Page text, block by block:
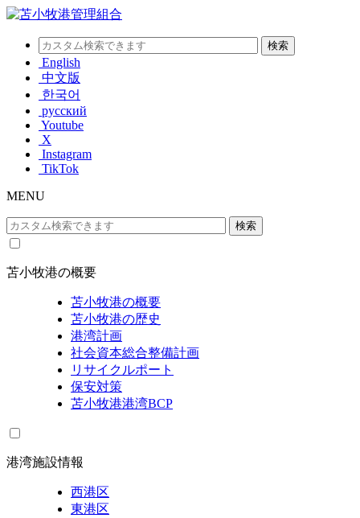
English
中文版
한국어
русский
Youtube
X
Instagram
TikTok
MENU
苫小牧港の概要
苫小牧港の概要
苫小牧港の歴史
港湾計画
社会資本総合整備計画
リサイクルポート
保安対策
苫小牧港港湾BCP
港湾施設情報
西港区
東港区